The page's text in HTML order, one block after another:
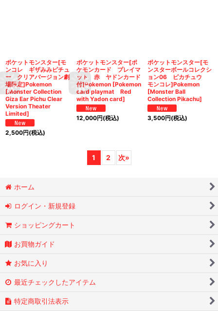
ポケットモンスター[モ
ンコレ ギザみみピチュ
ー クリアバージョン劇
場限定]Pokemon
[Monster Collection
Giza Ear Pichu Clear
Version Theater
Limited]
2,500円(税込)
ポケットモンスター[ポ
ケモンカード プレイマ
ット 赤 ヤドンカード
付]Pokemon [Pokemon
card playmat Red
with Yadon card]
12,000円(税込)
ポケットモンスター[モ
ンスターボールコレクシ
ョン06 ピカチュウ
モンコレ]Pokemon
[Monster Ball
Collection Pikachu]
3,500円(税込)
1 2 次»
ホーム
ログイン・新規登録
ショッピングカート
お買物ガイド
お気に入り
最近チェックしたアイテム
特定商取引法表示